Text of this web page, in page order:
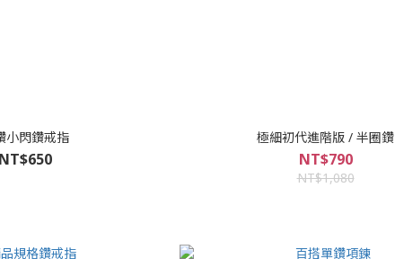
小閃鑽戒指 極細初代進階版 / 半圈鑽
NT$790
NT$1,080